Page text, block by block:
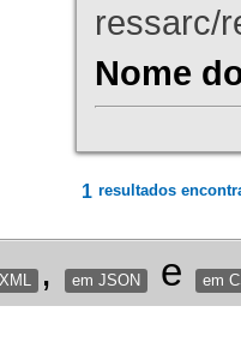
ressarc/
Nome
1 resultados
, em JSON e em